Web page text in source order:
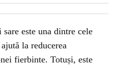
este una dintre cele
la reducerea
fierbinte. Totuși, este